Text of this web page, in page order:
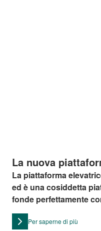
La nuova
La piattaforma
ed è una cosiddetta
fonde perfettamente
uso.
Per saperne di più